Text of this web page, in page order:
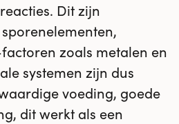
Dit zijn
zoals metalen en
systemen zijn dus
voeding, goede
dit werkt als een